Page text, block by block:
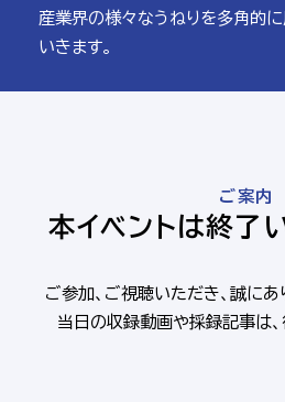
産業界の様々なうねりを多角的に
いきます。
ご案内
本イベントは終了
ご参加、 ご視聴いただき、誠にあ
当日の収録動画や採録記事は、